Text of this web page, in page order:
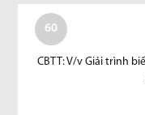
60
CBTT: V/v Giải trình